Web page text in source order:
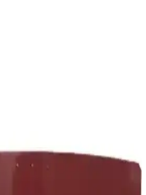
Power Cyclonic HEPA
ve Kullanıcı Yorumları